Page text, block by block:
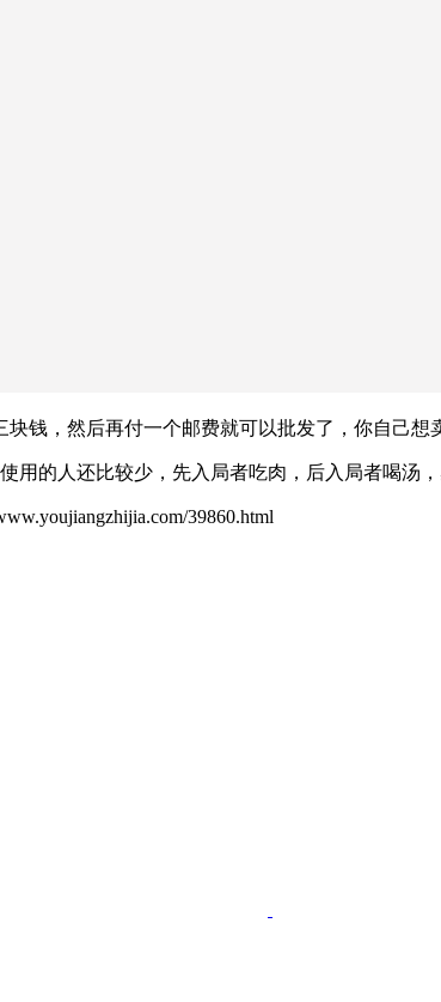
钱，然后再付一个邮费就可以批发了，你自己想
的人还比较少，先入局者吃肉，后入局者喝汤，
39860.html